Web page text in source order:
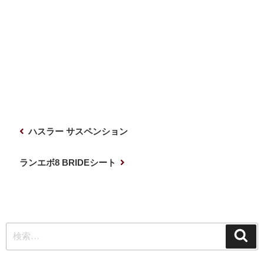
シ
ョ
ハスラー サスペンション
ランエボ8 BRIDEシート
索: